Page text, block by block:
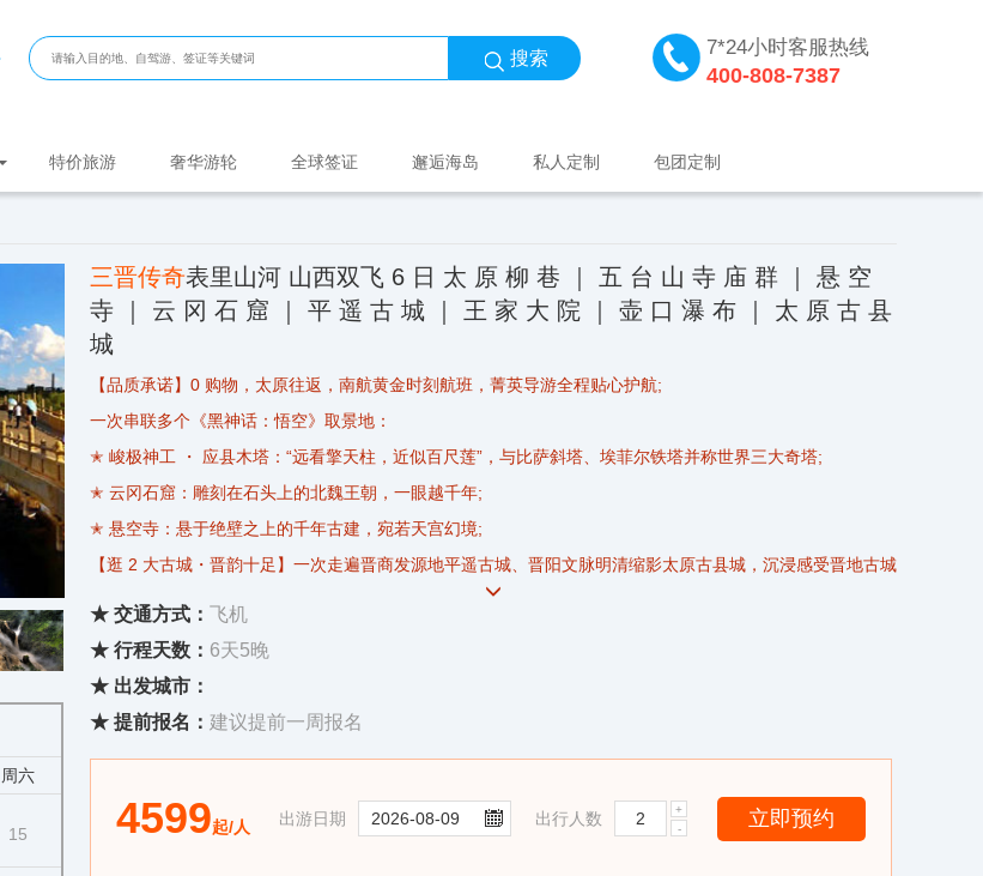
搜索 7*24小时客服热线
400-808-7387
特价旅游 奢华游轮 全球签证 邂逅海岛 私人定制 包团定制
周六
15
三晋传奇表里山河 山西双飞 6 日 太 原 柳 巷 ｜ 五 台 山 寺 庙 群 ｜ 悬 空
寺 ｜ 云 冈 石 窟 ｜ 平 遥 古 城 ｜ 王 家 大 院 ｜ 壶 口 瀑 布 ｜ 太 原 古 县
城
【品质承诺】0 购物，太原往返，南航黄金时刻航班，菁英导游全程贴心护航;
一次串联多个《黑神话：悟空》取景地：
✭ 峻极神工 ・ 应县木塔：“远看擎天柱，近似百尺莲”，与比萨斜塔、埃菲尔铁塔并称世界三大奇塔;
✭ 云冈石窟：雕刻在石头上的北魏王朝，一眼越千年;
✭ 悬空寺：悬于绝壁之上的千年古建，宛若天宫幻境;
【逛 2 大古城・晋韵十足】一次走遍晋商发源地平遥古城 、晋阳文脉明清缩影太原古县城，沉浸感受晋地古城
烟火;
【游 4 大名胜・中华奇观】文殊菩萨道场
寺，尽览三晋精华;
【晋味美食体验】打卡百年老字号、地道晋味特色餐，还原
★ 交通方式： 飞机
★ 行程天数： 6天5晚
★ 出发城市：
★ 提前报名： 建议提前一周报名
4599起/人 出游日期 出行人数